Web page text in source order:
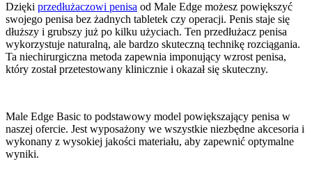
Dzięki przedłużaczowi penisa od Male Edge możesz powiększyć
swojego penisa bez żadnych tabletek czy operacji. Penis staje się
dłuższy i grubszy już po kilku użyciach. Ten przedłużacz penisa
wykorzystuje naturalną, ale bardzo skuteczną technikę rozciągania.
Ta niechirurgiczna metoda zapewnia imponujący wzrost penisa,
który został przetestowany klinicznie i okazał się skuteczny.
Male Edge Basic to podstawowy model powiększający penisa w
naszej ofercie. Jest wyposażony we wszystkie niezbędne akcesoria i
wykonany z wysokiej jakości materiału, aby zapewnić optymalne
wyniki.